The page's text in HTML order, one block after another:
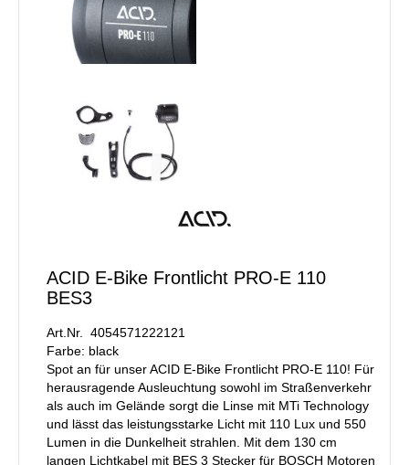
ACID E-Bike Frontlicht PRO-E 110
BES3
Art.Nr. 4054571222121
Farbe: black
Spot an für unser ACID E-Bike Frontlicht PRO-E 110! Für
herausragende Ausleuchtung sowohl im Straßenverkehr
als auch im Gelände sorgt die Linse mit MTi Technology
und lässt das leistungsstarke Licht mit 110 Lux und 550
Lumen in die Dunkelheit strahlen. Mit dem 130 cm
langen Lichtkabel mit BES 3 Stecker für BOSCH Motoren